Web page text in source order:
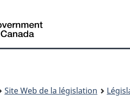
Site Web de la législation